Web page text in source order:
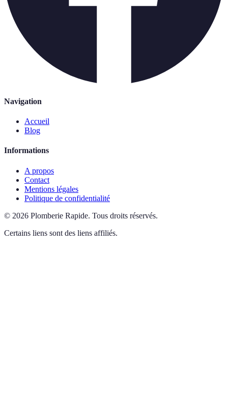
Navigation
Accueil
Blog
Informations
A propos
Contact
Mentions légales
Politique de confidentialité
© 2026 Plomberie Rapide. Tous droits réservés.
Certains liens sont des liens affiliés.